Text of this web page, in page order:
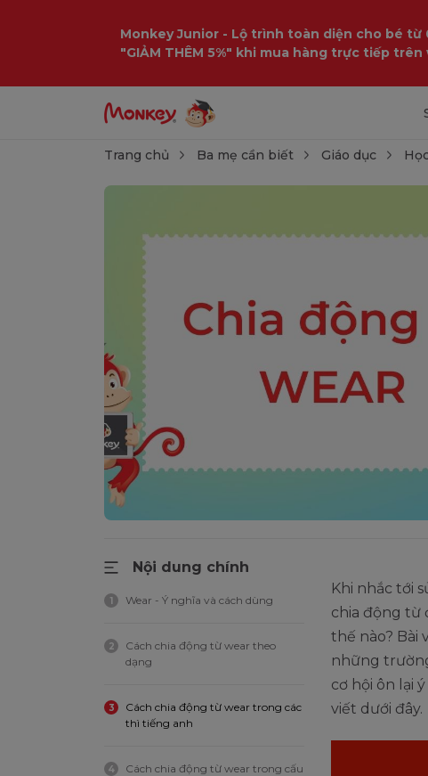
Monkey Junior - Lộ trình toàn diện cho bé từ
"GIẢM THÊM 5%" khi mua hàng trực tiếp
Trang chủ Ba mẹ cần biết Giáo dục
Nội dung chính
1 Wear - Ý nghĩa và cách dùng
2
Cách chia động từ wear theo
dạng
3
Cách chia động từ wear trong các
thì tiếng anh
4
Cách chia động từ wear trong cấu
Khi nhắc tới
chia động từ
thế nào? Bài
những
cơ hội ôn lại
viết dưới đây.